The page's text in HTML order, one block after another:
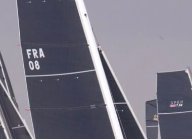
Classe Ultim 32/23
4 classes, 4 parcours, 4 duos vainqueurs
Source
Transat Café l'Or
13 février 2025
0